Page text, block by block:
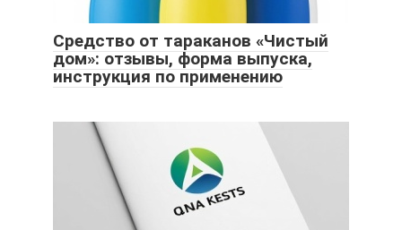
Средство от тараканов «Чистый
дом»: отзывы, форма выпуска,
инструкция по применению